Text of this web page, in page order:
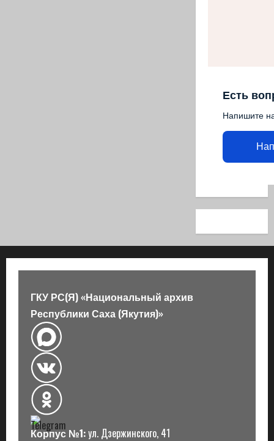
Есть
Напишите
ГКУ РС(Я) «Национальный архив
Республики Саха (Якутия)»
Корпус №1:ул. Дзержинского, 41